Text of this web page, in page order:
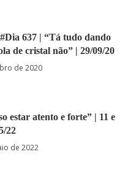
637 | “Tá tudo dando
de cristal não” | 29/09/20
de 2020
estar atento e forte” | 11 e
22
de 2022